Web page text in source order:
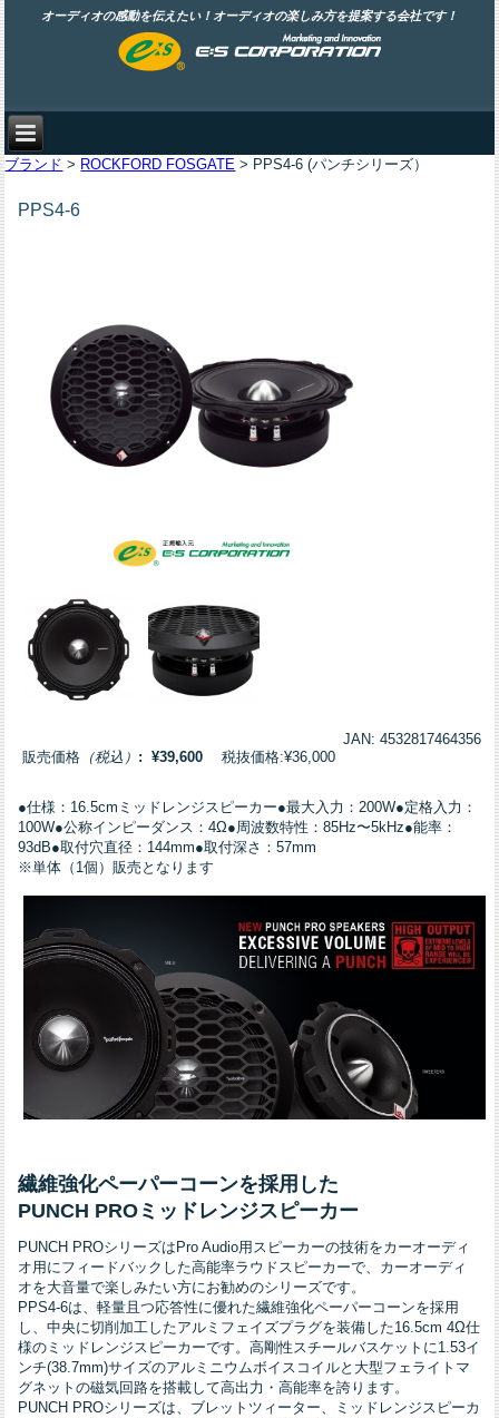
オーディオの感動を伝えたい！オーディオの楽しみ方を提案する会社です！
ブランド > ROCKFORD FOSGATE > PPS4-6 (パンチシリーズ）
PPS4-6
JAN: 4532817464356
販売価格 （税込） : ¥39,600 税抜価格:¥36,000
●仕様：16.5cmミッドレンジスピーカー●最大入力：200W●定格入力：
100W●公称インピーダンス：4Ω●周波数特性：85Hz〜5kHz●能率：
93dB●取付穴直径：144mm●取付深さ：57mm
※単体（1個）販売となります
繊維強化ペーパーコーンを採用した
PUNCH PROミッドレンジスピーカー
PUNCH PROシリーズはPro Audio用スピーカーの技術をカーオーディ
オ用にフィードバックした高能率ラウドスピーカーで、カーオーディ
オを大音量で楽しみたい方にお勧めのシリーズです。
PPS4-6は、軽量且つ応答性に優れた繊維強化ペーパーコーンを採用
し、中央に切削加工したアルミフェイズプラグを装備した16.5cm 4Ω仕
様のミッドレンジスピーカーです。高剛性スチールバスケットに1.53イ
ンチ(38.7mm)サイズのアルミニウムボイスコイルと大型フェライトマ
グネットの磁気回路を搭載して高出力・高能率を誇ります。
PUNCH PROシリーズは、ブレットツィーター、ミッドレンジスピーカ